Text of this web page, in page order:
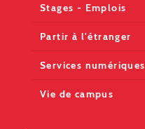
Stages - Emplois
Partir à l'étranger
Services numériques
Vie de campus